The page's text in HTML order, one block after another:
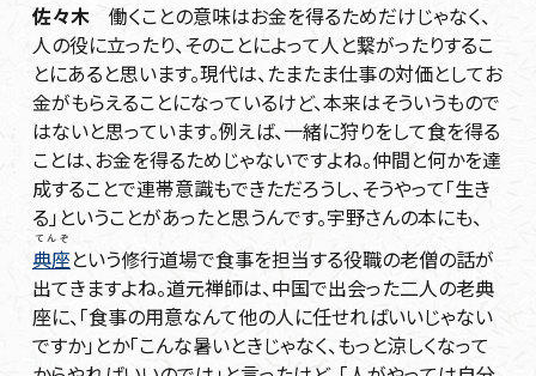
佐々木働くことの意味はお金を得るためだけじゃなく、
人の役に立ったり、そのことによって人と繋がったりするこ
とにあると思います。現代は、たまたま仕事の対価としてお
金がもらえることになっているけど、本来はそういうもので
はないと思っています。例えば、一緒に狩りをして食を得る
ことは、お金を得るためじゃないですよね。仲間と何かを達
成することで連帯意識もできただろうし、そうやって「生き
る」ということがあったと思うんです。宇野さんの本にも、
典座
てんぞ
という修行道場で食事を担当する役職の老僧の話が
出てきますよね。道元禅師は、中国で出会った二人の老典
座に、「食事の用意なんて他の人に任せればいいじゃない
ですか」とか「こんな暑いときじゃなく、もっと涼しくなって